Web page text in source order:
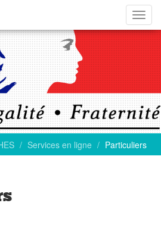
la
Services en ligne Particuliers